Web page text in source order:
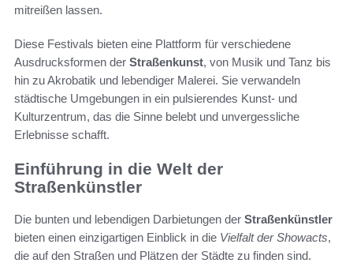
mitreißen lassen.
Diese Festivals bieten eine Plattform für verschiedene
Ausdrucksformen der Straßenkunst, von Musik und Tanz bis
hin zu Akrobatik und lebendiger Malerei. Sie verwandeln
städtische Umgebungen in ein pulsierendes Kunst- und
Kulturzentrum, das die Sinne belebt und unvergessliche
Erlebnisse schafft.
Einführung in die Welt der
Straßenkünstler
Die bunten und lebendigen Darbietungen der Straßenkünstler
bieten einen einzigartigen Einblick in die Vielfalt der Showacts,
die auf den Straßen und Plätzen der Städte zu finden sind.